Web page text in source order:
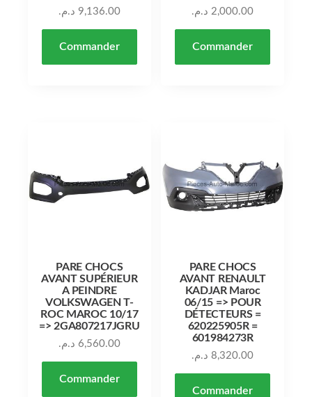
9,136.00 د.م.
Commander
2,000.00 د.م.
Commander
PARE CHOCS
AVANT SUPÉRIEUR
A PEINDRE
VOLKSWAGEN T-
ROC MAROC 10/17
=> 2GA807217JGRU
6,560.00 د.م.
Commander
PARE CHOCS
AVANT RENAULT
KADJAR Maroc
06/15 => POUR
DÉTECTEURS =
620225905R =
601984273R
8,320.00 د.م.
Commander